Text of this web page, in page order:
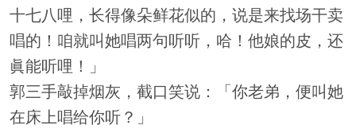
十七八哩，长得像朵鲜花似的，说是来找场干卖
唱的！咱就叫她唱两句听听，哈！他娘的皮，还
眞能听哩！」
郭三手敲掉烟灰，截口笑说：「你老弟，便叫她
在床上唱给你听？」